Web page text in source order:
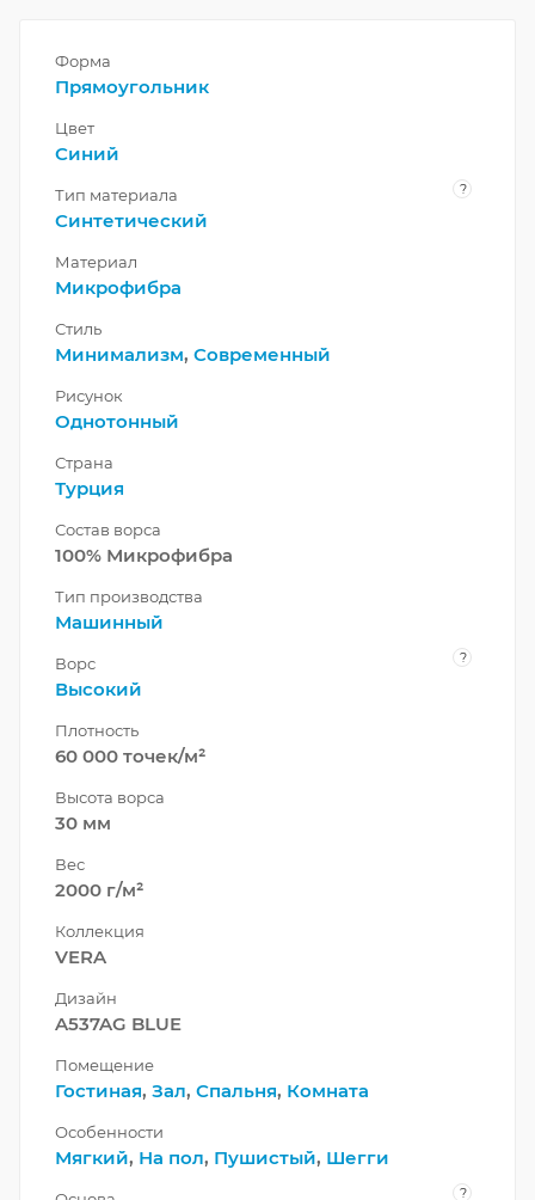
Форма
Прямоугольник
Цвет
Синий
Тип материала ?
Синтетический
Материал
Микрофибра
Стиль
Минимализм, Современный
Рисунок
Однотонный
Страна
Турция
Состав ворса
100% Микрофибра
Тип производства
Машинный
Ворс ?
Высокий
Плотность
60 000 точек/м²
Высота ворса
30 мм
Вес
2000 г/м²
Коллекция
VERA
Дизайн
A537AG BLUE
Помещение
Гостиная, Зал, Спальня, Комната
Особенности
Мягкий, На пол, Пушистый, Шегги
?